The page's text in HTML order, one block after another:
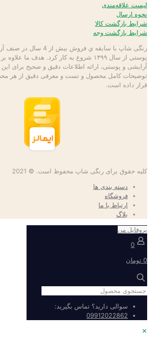
لیست علاقه‌مندی
نحوه ارسال
شرایط بازگشت کالا
شرایط بازگشت وجه
رنگی شاپ با سابقه ي فروش
پوستی از سال ۱۳۹۹ شروع به كار كرد. هدف ما
آرایشی و پوستی، ارائه اطلاعات دقیق و صحیح برای
توضيحات كامل محصول و تست و معرفی دقیق از هر
قرار داده است.
کلیه حقوق برای رنگی شاپ محفوظ است. © 2021
دسته بندی ها
فروشگاه
ارتباط با ما
بلاگ
پروفایل من
0
0 تومان
سوالی دارید؟ تماس بگیرید:
09912022862
✕